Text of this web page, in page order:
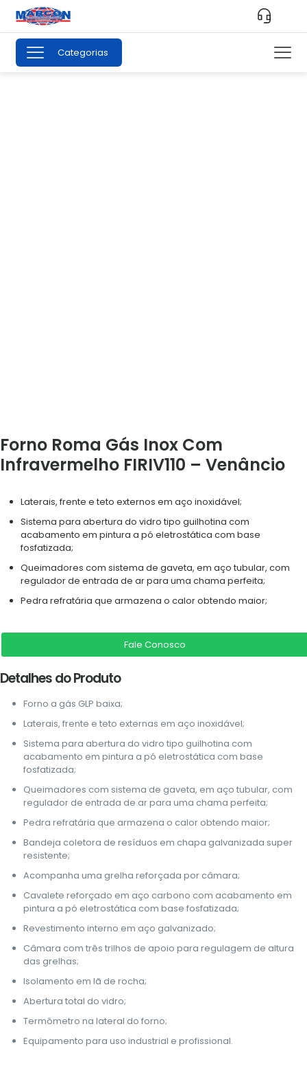
Categorias
Forno Roma Gás Inox Com
Infravermelho FIRIV110 – Venâncio
Laterais, frente e teto externos em aço inoxidável;
Sistema para abertura do vidro tipo guilhotina com
acabamento em pintura a pó eletrostática com base
fosfatizada;
Queimadores com sistema de gaveta, em aço tubular, com
regulador de entrada de ar para uma chama perfeita;
Pedra refratária que armazena o calor obtendo maior;
Fale Conosco
Detalhes do Produto
Forno a gás GLP baixa;
Laterais, frente e teto externas em aço inoxidável;
Sistema para abertura do vidro tipo guilhotina com
acabamento em pintura a pó eletrostática com base
fosfatizada;
Queimadores com sistema de gaveta, em aço tubular, com
regulador de entrada de ar para uma chama perfeita;
Pedra refratária que armazena o calor obtendo maior;
Bandeja coletora de resíduos em chapa galvanizada super
resistente;
Acompanha uma grelha reforçada por câmara;
Cavalete reforçado em aço carbono com acabamento em
pintura a pó eletrostática com base fosfatizada;
Revestimento interno em aço galvanizado;
Câmara com três trilhos de apoio para regulagem de altura
das grelhas;
Isolamento em lã de rocha;
Abertura total do vidro;
Termômetro na lateral do forno;
Equipamento para uso industrial e profissional.